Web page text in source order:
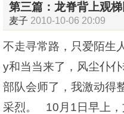
第三篇：龙脊背上观
麦子 2010-10-06 20:09
不走寻常路，只爱陌生
y和当当来了，风尘仆
部队会师了，我激动得
采烈。 10月1日早上，